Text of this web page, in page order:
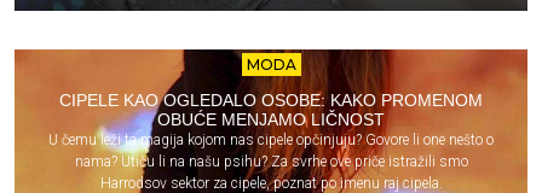
MODA
CIPELE KAO OGLEDALO OSOBE: KAKO PROMENOM
OBUĆE MENJAMO LIČNOST
U čemu leži ta magija kojom nas cipele opčinjuju? Govore li one nešto o
nama? Utiču li na našu psihu? Za svrhe ove priče istražili smo
Harrodsov sektor za cipele, poznat po imenu raj cipela.